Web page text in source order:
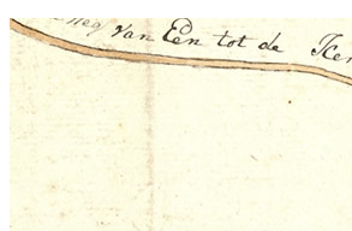
Drents Archief